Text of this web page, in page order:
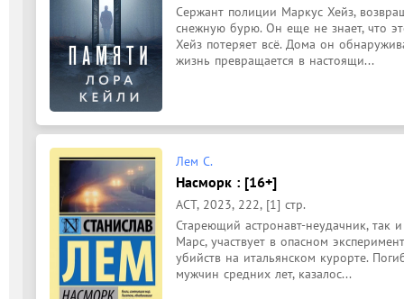
Сержант полиции Маркус Хейз,
снежную бурю. Он еще не знает, что
Хейз потеряет всё. Дома он
жизнь превращается в настоящи...
Лем С.
Насморк : [16+]
АСТ, 2023, 222, [1] стр.
Стареющий астронавт-неудачник, так
Марс, участвует в опасном
убийств на итальянском курорте.
мужчин средних лет, казалос...